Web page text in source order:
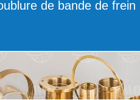
Bague exempte d'huile